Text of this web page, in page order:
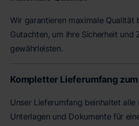
Wir garantieren maximale Qualität
Gutachten, um Ihre Sicherheit und
gewährleisten.
Kompletter Lieferumfang
Unser Lieferumfang beinhaltet alle
Unterlagen und Dokumente für